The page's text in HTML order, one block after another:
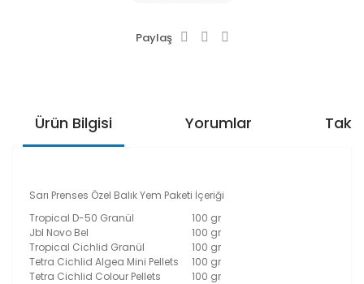
Paylaş
Ürün Bilgisi Yorumlar
Sarı Prenses Özel Balık Yem Paketi İçeriği
Tropical D-50 Granül
100 gr
Jbl Novo Bel
100 gr
Tropical Cichlid Granül
100 gr
Tetra Cichlid Algea Mini Pellets
100 gr
Tetra Cichlid Colour Pellets
100 gr